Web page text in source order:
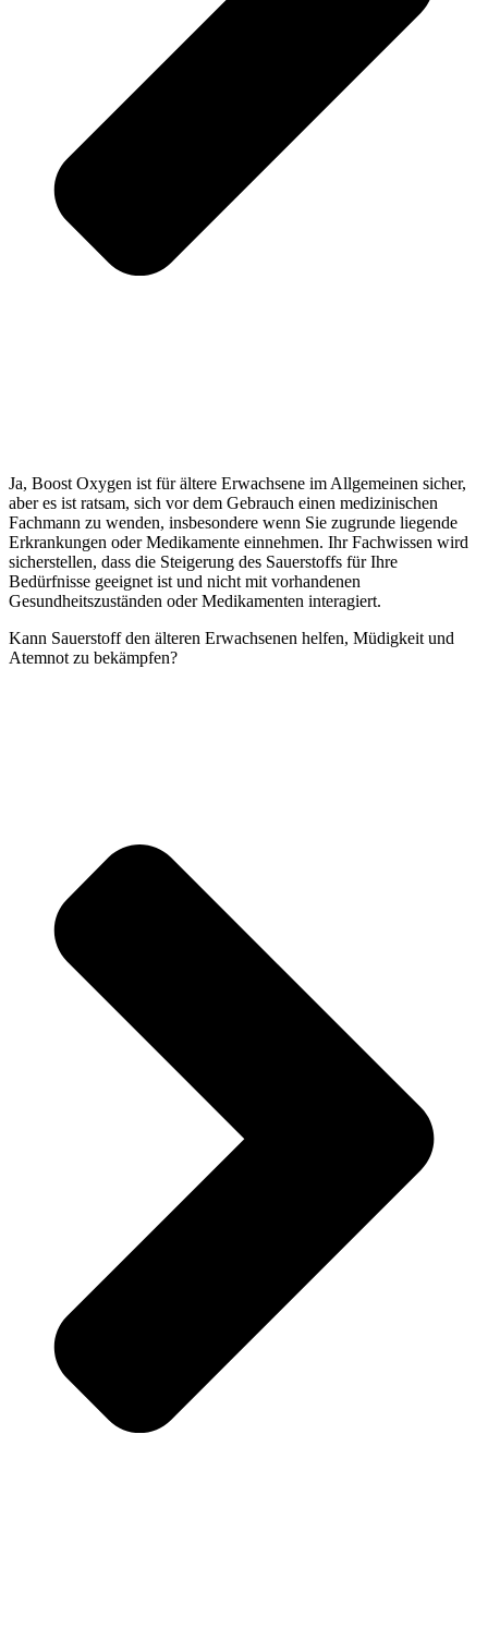
Ja, Boost Oxygen ist für ältere Erwachsene im Allgemeinen sicher,
aber es ist ratsam, sich vor dem Gebrauch einen medizinischen
Fachmann zu wenden, insbesondere wenn Sie zugrunde liegende
Erkrankungen oder Medikamente einnehmen. Ihr Fachwissen wird
sicherstellen, dass die Steigerung des Sauerstoffs für Ihre
Bedürfnisse geeignet ist und nicht mit vorhandenen
Gesundheitszuständen oder Medikamenten interagiert.
Kann Sauerstoff den älteren Erwachsenen helfen, Müdigkeit und
Atemnot zu bekämpfen?